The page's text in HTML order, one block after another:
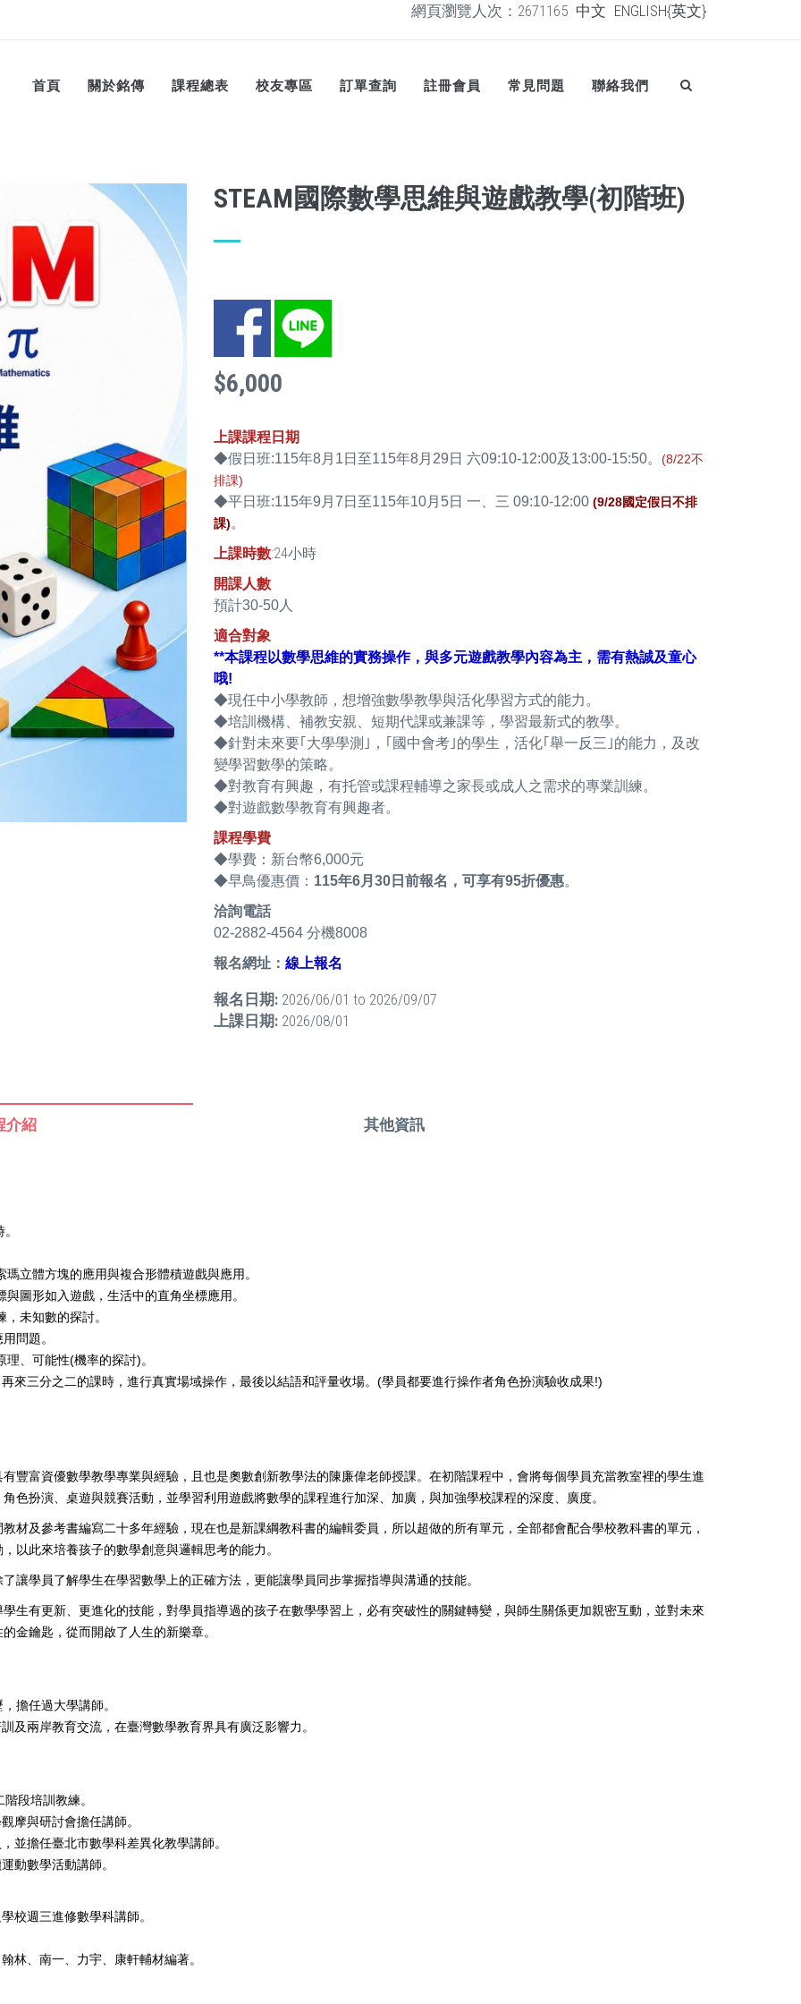
網頁瀏覽人次：2671165 中文 ENGLISH{英文}
首頁 關於銘傳 課程總表 校友專區 訂單查詢 註冊會員 常見問題 聯絡我們
STEAM國際數學思維與遊戲教學(初階班)
Facebook LINE
$6,000
上課課程日期
◆假日班:115年8月1日至115年8月29日 六09:10-12:00及13:00-15:50。 (8/22不
排課)
◆平日班:115年9月7日至115年10月5日 一、三 09:10-12:00 (9/28國定假日不排
課)。
上課時數:24小時
開課人數
預計30-50人
適合對象
**本課程以數學思維的實務操作，與多元遊戲教學內容為主，需有熱誠及童心
哦!
◆現任中小學教師，想增強數學教學與活化學習方式的能力。
◆培訓機構、補教安親、短期代課或兼課等，學習最新式的教學。
◆針對未來要｢大學學測｣，｢國中會考｣的學生，活化｢舉一反三｣的能力，及改
變學習數學的策略。
◆對教育有興趣，有托管或課程輔導之家長或成人之需求的專業訓練。
◆對遊戲數學教育有興趣者。
課程學費
◆學費：新台幣6,000元
◆早鳥優惠價： 115年6月30日前報名，可享有95折優惠。
洽詢電話
02-2882-4564 分機8008
報名網址： 線上報名
報名日期: 2026/06/01 to 2026/09/07
上課日期: 2026/08/01
介紹 其他資訊
立體方塊的應用與複合形體積遊戲與應用。
圖形如入遊戲，生活中的直角坐標應用。
未知數的探討。
問題。
、可能性(機率的探討)。
來三分之二的課時，進行真實場域操作，最後以結語和評量收場。(學員都要進行操作者角色扮演驗收成果!)
豐富資優數學教學專業與經驗，且也是奧數創新教學法的陳廉偉老師授課。在初階課程中，會將每個學員充當教室裡的學生進
色扮演、桌遊與競賽活動，並學習利用遊戲將數學的課程進行加深、加廣，與加強學校課程的深度、廣度。
材及參考書編寫二十多年經驗，現在也是新課綱教科書的編輯委員，所以超做的所有單元，全部都會配合學校教科書的單元，
以此來培養孩子的數學創意與邏輯思考的能力。
讓學員了解學生在學習數學上的正確方法，更能讓學員同步掌握指導與溝通的技能。
生有更新、更進化的技能，對學員指導過的孩子在數學學習上，必有突破性的關鍵轉變，與師生關係更加親密互動，並對未來
金鑰匙，從而開啟了人生的新樂章。
擔任過大學講師。
及兩岸教育交流，在臺灣數學教育界具有廣泛影響力。
段培訓教練。
摩與研討會擔任講師。
並擔任臺北市數學科差異化教學講師。
動數學活動講師。
校週三進修數學科講師。
林、南一、力宇、康軒輔材編著。